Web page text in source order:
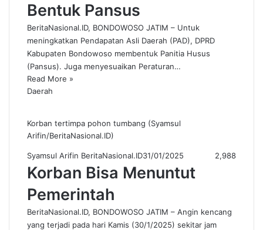
Bentuk Pansus
BeritaNasional.ID, BONDOWOSO JATIM – Untuk
meningkatkan Pendapatan Asli Daerah (PAD), DPRD
Kabupaten Bondowoso membentuk Panitia Husus
(Pansus). Juga menyesuaikan Peraturan…
Read More »
Daerah
Korban tertimpa pohon tumbang (Syamsul
Arifin/BeritaNasional.ID)
Syamsul Arifin BeritaNasional.ID31/01/2025 2,988
Korban Bisa Menuntut
Pemerintah
BeritaNasional.ID, BONDOWOSO JATIM – Angin kencang
yang terjadi pada hari Kamis (30/1/2025) sekitar jam